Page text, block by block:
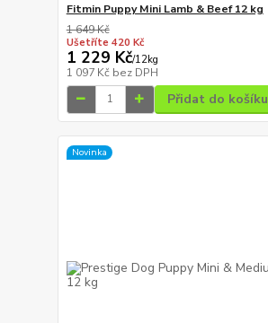
Fitmin Puppy Mini Lamb & Beef 12 kg
1 649 Kč
Ušetříte 420 Kč
1 229 Kč/12kg
1 097 Kč bez DPH
Přidat do košíku
Novinka